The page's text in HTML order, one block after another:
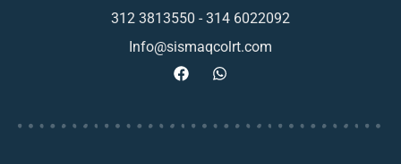
312 3813550 - 314 6022092
Info@sismaqcolrt.com